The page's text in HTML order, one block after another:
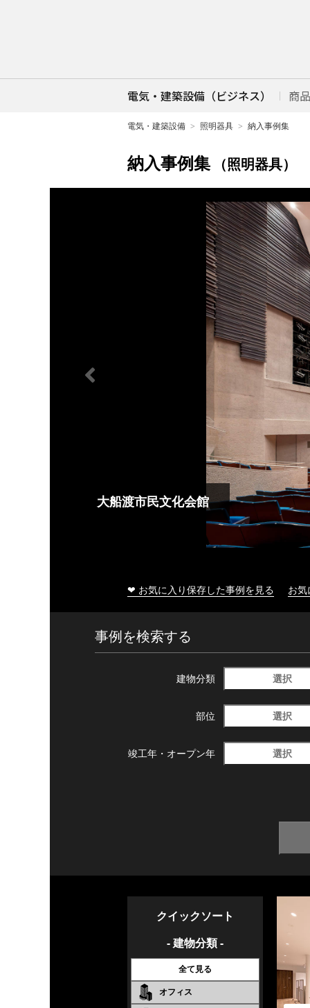
電気・建築設備（ビジネス） 商
電気・建築設備 照明器具 納入事例集
納入事例集 （照明器具）
大船渡市民文化会館
❤ お気に入り保存した事例を見る お
事例を検索する
建物分類 選択
部位 選択
竣工年・ オープン年 選択
クイックソート
- 建物分類 -
全て見る
オフィス